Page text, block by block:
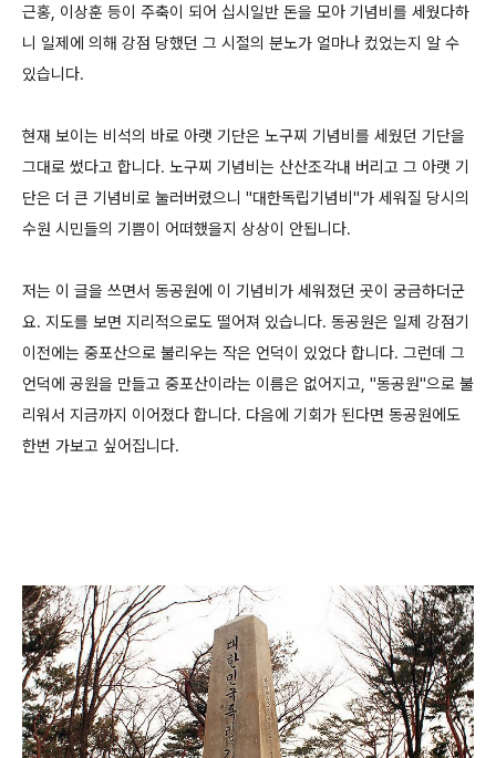
근홍, 이상훈 등이 주축이 되어 십시일반 돈을 모아 기념비를 세웠다하
니 일제에 의해 강점 당했던 그 시절의 분노가 얼마나 컸었는지 알 수
있습니다.
현재 보이는 비석의 바로 아랫 기단은 노구찌 기념비를 세웠던 기단을
그대로 썼다고 합니다. 노구찌 기념비는 산산조각내 버리고 그 아랫 기
단은 더 큰 기념비로 눌러버렸으니 "대한독립기념비"가 세워질 당시의
수원 시민들의 기쁨이 어떠했을지 상상이 안됩니다.
저는 이 글을 쓰면서 동공원에 이 기념비가 세워졌던 곳이 궁금하더군
요. 지도를 보면 지리적으로도 떨어져 있습니다. 동공원은 일제 강점기
이전에는 중포산으로 불리우는 작은 언덕이 있었다 합니다. 그런데 그
언덕에 공원을 만들고 중포산이라는 이름은 없어지고, "동공원"으로 불
리워서 지금까지 이어졌다 합니다. 다음에 기회가 된다면 동공원에도
한번 가보고 싶어집니다.